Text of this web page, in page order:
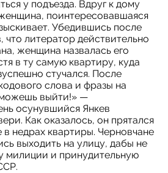
у подъезда. Вдруг к дому
поинтересовавшаяся
Убедившись после
что литератор действительно
женщина назвалась его
в ту самую квартиру, куда
стучался. После
слова и фразы на
выйти!» —
осунувшийся Янкев
Как оказалось, он прятался
в недрах квартиры. Черновчане
выходить на улицу, дабы не
милиции и принудительную